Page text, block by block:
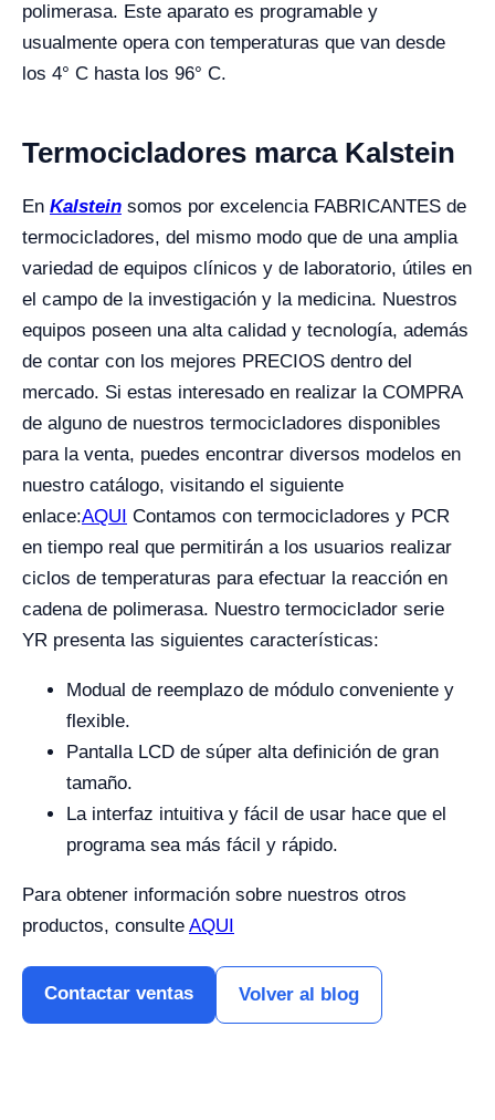
polimerasa. Este aparato es programable y
usualmente opera con temperaturas que van desde
los 4° C hasta los 96° C.
Termocicladores marca Kalstein
En Kalstein somos por excelencia FABRICANTES de
termocicladores, del mismo modo que de una amplia
variedad de equipos clínicos y de laboratorio, útiles en
el campo de la investigación y la medicina. Nuestros
equipos poseen una alta calidad y tecnología, además
de contar con los mejores PRECIOS dentro del
mercado. Si estas interesado en realizar la COMPRA
de alguno de nuestros termocicladores disponibles
para la venta, puedes encontrar diversos modelos en
nuestro catálogo, visitando el siguiente
enlace:AQUI Contamos con termocicladores y PCR
en tiempo real que permitirán a los usuarios realizar
ciclos de temperaturas para efectuar la reacción en
cadena de polimerasa. Nuestro termociclador serie
YR presenta las siguientes características:
Modual de reemplazo de módulo conveniente y
flexible.
Pantalla LCD de súper alta definición de gran
tamaño.
La interfaz intuitiva y fácil de usar hace que el
programa sea más fácil y rápido.
Para obtener información sobre nuestros otros
productos, consulte AQUI
Contactar ventas Volver al blog